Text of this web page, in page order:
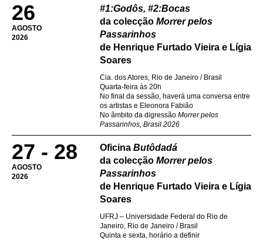
26
AGOSTO
2026
#1:Godôs, #2:Bocas
da colecção Morrer pelos
Passarinhos
de Henrique Furtado Vieira e Lígia
Soares
Cia. dos Atores, Rio de Janeiro / Brasil
Quarta-feira às 20h
No final da sessão, haverá uma conversa entre
os artistas e Eleonora Fabião
No âmbito da digressão Morrer pelos
Passarinhos, Brasil 2026
27 - 28
AGOSTO
2026
Oficina Butôdadá
da colecção Morrer pelos
Passarinhos
de Henrique Furtado Vieira e Lígia
Soares
UFRJ – Universidade Federal do Rio de
Janeiro, Rio de Janeiro / Brasil
Quinta e sexta, horário a definir